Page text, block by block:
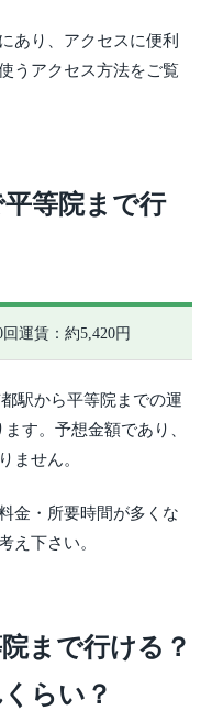
あり、アクセスに便利
うアクセス方法をご覧
等院まで行
運賃：約5,420円
駅から平等院までの運
す。予想金額であり、
ません。
金・所要時間が多くな
え下さい。
まで行ける？
らい？